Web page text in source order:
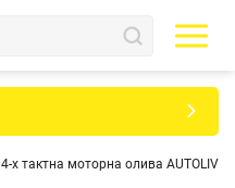
4-х тактна моторна олива AUTOLIVE